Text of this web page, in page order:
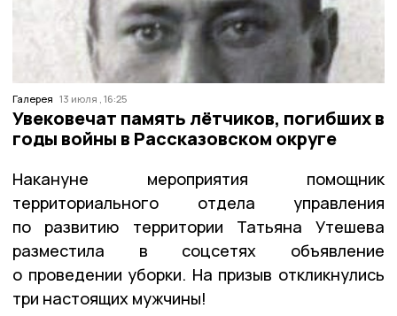
Галерея 13 июля , 16:25
Увековечат память лётчиков, погибших в
годы войны в Рассказовском округе
Накануне мероприятия помощник
территориального отдела управления
по развитию территории Татьяна Утешева
разместила в соцсетях объявление
о проведении уборки. На призыв откликнулись
три настоящих мужчины!